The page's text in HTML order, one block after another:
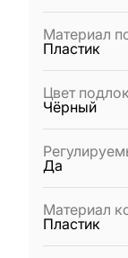
Материал
Пластик
Цвет
Чёрный
Да
Материал
Пластик